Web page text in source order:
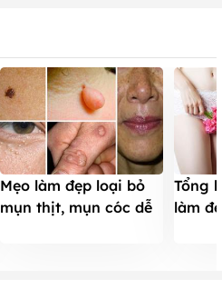
Mẹo làm đẹp loại bỏ
mụn thịt, mụn cóc dễ
Tổng
làm